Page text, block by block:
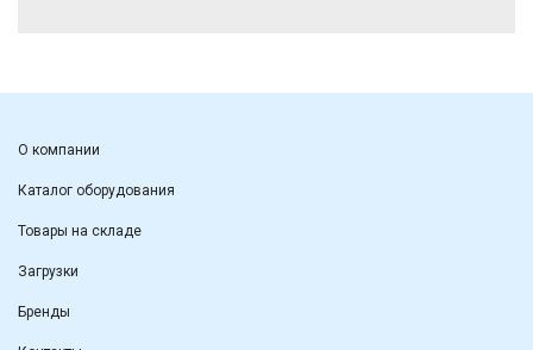
О компании
Каталог оборудования
Товары на складе
Загрузки
Бренды